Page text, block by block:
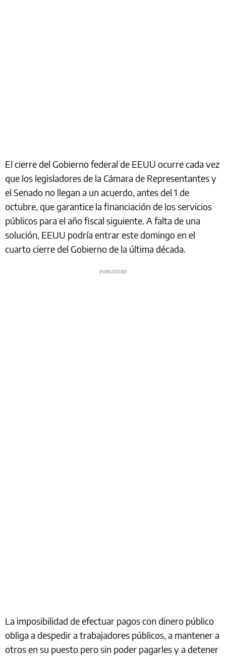
El cierre del Gobierno federal de EEUU ocurre cada vez
que los legisladores de la Cámara de Representantes y
el Senado no llegan a un acuerdo, antes del 1 de
octubre, que garantice la financiación de los servicios
públicos para el año fiscal siguiente. A falta de una
solución, EEUU podría entrar este domingo en el
cuarto cierre del Gobierno de la última década.
La imposibilidad de efectuar pagos con dinero público
obliga a despedir a trabajadores públicos, a mantener a
otros en su puesto pero sin poder pagarles y a detener